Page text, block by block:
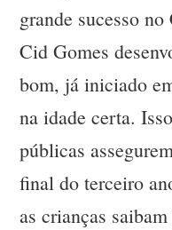
grande sucesso
Cid Gomes
bom, já iniciado
na idade certa.
públicas
final do terceiro
as crianças